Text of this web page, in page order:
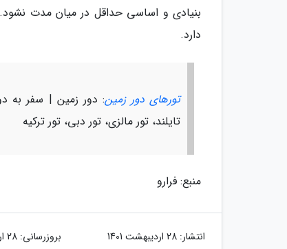
بنیادی و اساسی حداقل در میان مدت
دارد.
تورهای دور زمین: دور زمین | سفر به
تایلند، تور مالزی، تور دبی، تور ترکیه
منبع: فرارو
انتشار: 28 اردیبهشت 1401 بروزرسانی: 28 اردیبهشت 1401